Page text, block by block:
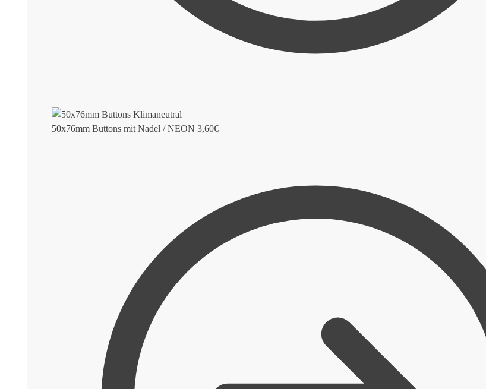
50x76mm Buttons mit Nadel / NEON 3,60€